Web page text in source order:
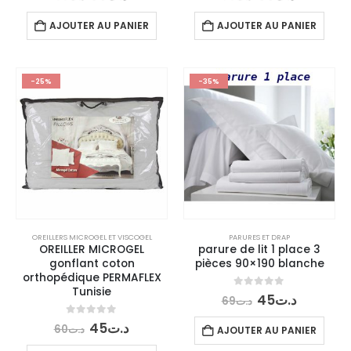
prix
initial
était :
د.ت90.
prix
actuel
est :
AJOUTER AU PANIER
prix
initial
était :
د.ت79.
prix
actuel
est :
AJOUTER AU PANIER
-25%
OREILLERS MICROGEL ET VISCOGEL
OREILLER MICROGEL
gonflant coton
orthopédique PERMAFLEX
Tunisie
out of 5د.ت60 Le
prix
د.ت45 Le
-35%
PARURES ET DRAP
parure de lit 1 place 3
pièces 90×190 blanche
out of 5د.ت69 Le
prix
initial
était :
د.ت45 Le
actuel
est :
AJOUTER AU PANIER